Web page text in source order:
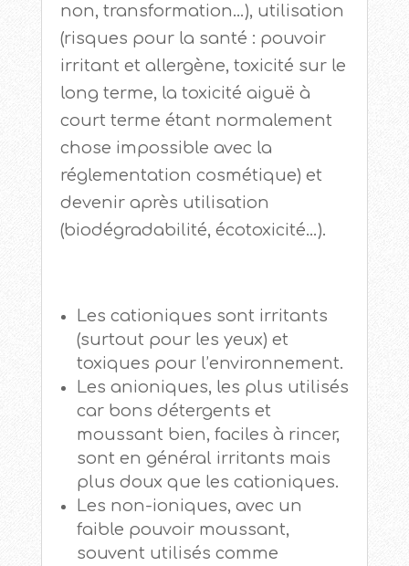
non, transformation…), utilisation
(risques pour la santé : pouvoir
irritant et allergène, toxicité sur le
long terme, la toxicité aiguë à
court terme étant normalement
chose impossible avec la
réglementation cosmétique) et
devenir après utilisation
(biodégradabilité, écotoxicité…).
Les cationiques sont irritants
(surtout pour les yeux) et
toxiques pour l’environnement.
Les anioniques, les plus utilisés
car bons détergents et
moussant bien, faciles à rincer,
sont en général irritants mais
plus doux que les cationiques.
Les non-ioniques, avec un
faible pouvoir moussant,
souvent utilisés comme